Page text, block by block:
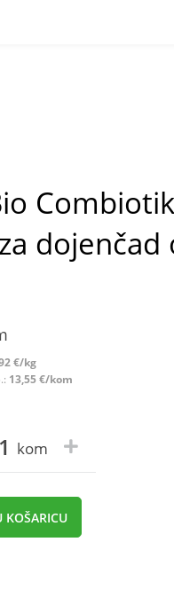
€/kg
13,55 €/kom
kom
KOŠARICU